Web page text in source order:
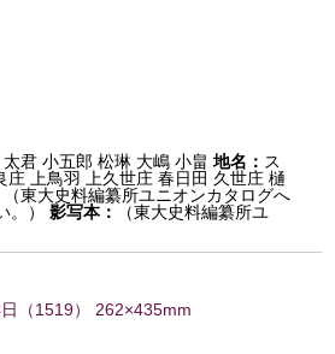
君 小五郎 松琳 大嶋 小畠 地名： ス
庄 上鳥羽 上久世庄 春日田 久世庄 樋
（東大史料編纂所ユニオンカタログへ
）
影写本：
（東大史料編纂所ユ
（1519） 262×435mm